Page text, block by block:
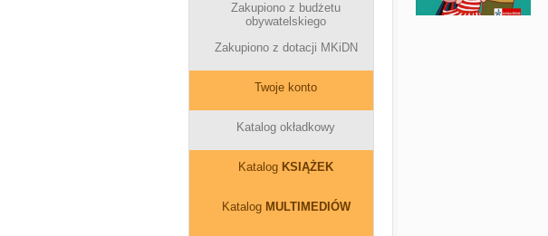
Zakupiono z budżetu
obywatelskiego
Zakupiono z dotacji MKiDN
Twoje konto
Katalog okładkowy
Katalog KSIĄŻEK
Katalog MULTIMEDIÓW